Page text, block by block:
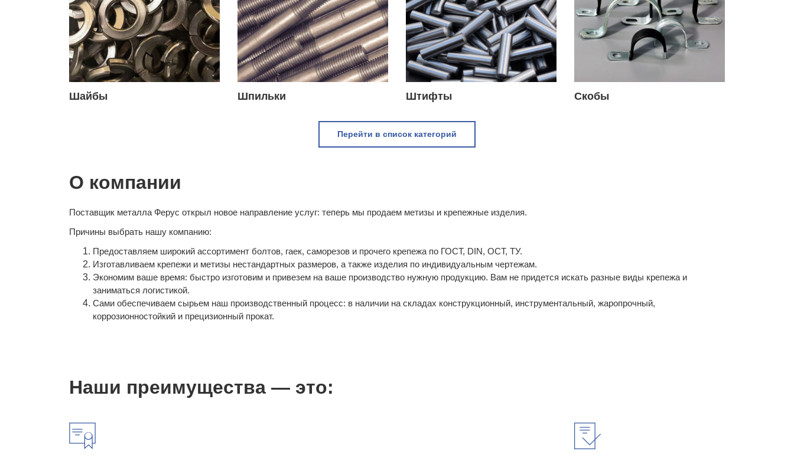
Шайбы Шпильки Штифты Скобы
Перейти в список категорий
О компании
Поставщик металла Ферус открыл новое направление услуг: теперь мы продаем метизы и крепежные изделия.
Причины выбрать нашу компанию:
Предоставляем широкий ассортимент болтов, гаек, саморезов и прочего крепежа по ГОСТ, DIN, ОСТ, ТУ.
Изготавливаем крепежи и метизы нестандартных размеров, а также изделия по индивидуальным чертежам.
Экономим ваше время: быстро изготовим и привезем на ваше производство нужную продукцию. Вам не придется искать разные виды крепежа и
заниматься логистикой.
Сами обеспечиваем сырьем наш производственный процесс: в наличии на складах конструкционный, инструментальный, жаропрочный,
коррозионностойкий и прецизионный прокат.
Наши преимущества — это: